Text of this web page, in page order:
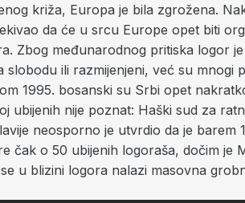
križa, Europa je bila zgrožena.
da će u srcu Europe opet biti
Zbog međunarodnog pritiska logor
slobodu ili razmijenjeni, već su mnogi
1995. bosanski su Srbi opet
ubijenih nije poznat: Haški sud za
neosporno je utvrdio da je barem
čak o 50 ubijenih logoraša, dočim je
u blizini logora nalazi masovna